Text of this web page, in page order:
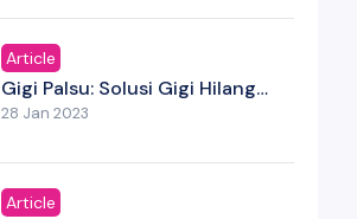
Article
Gigi Palsu: Solusi Gigi Hilang
Yang Bukan Sekadar Estetika
28 Jan 2023
Article